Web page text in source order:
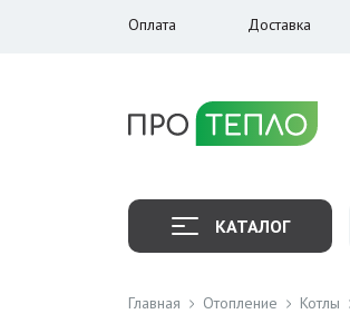
Оплата Доставка
КАТАЛОГ
Главная Отопление Котлы